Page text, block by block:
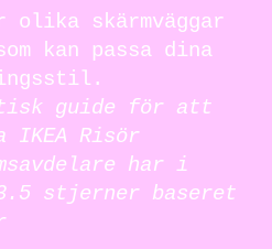
skärmväggar
kan passa dina
guide för att
IKEA Risör
har i
stjerner baseret